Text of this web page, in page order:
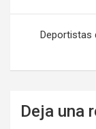
entradas
Deportistas
Deja una